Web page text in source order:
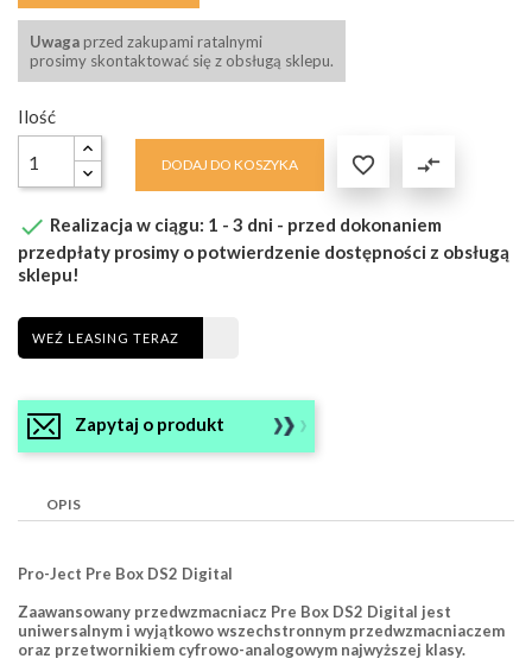
Uwaga przed zakupami ratalnymi
prosimy skontaktować się z obsługą sklepu.
Ilość
DODAJ DO KOSZYKA  compare_arrows
 Realizacja w ciągu: 1 - 3 dni - przed dokonaniem
przedpłaty prosimy o potwierdzenie dostępności z obsługą
sklepu!
WEŹ LEASING TERAZ
Zapytaj o produkt
OPIS
Pro-Ject Pre Box DS2 Digital
Zaawansowany przedwzmacniacz Pre Box DS2 Digital jest
uniwersalnym i wyjątkowo wszechstronnym przedwzmacniaczem
oraz przetwornikiem cyfrowo-analogowym najwyższej klasy.